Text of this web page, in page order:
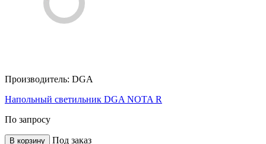
Производитель: DGA
Напольный светильник DGA NOTA R
По запросу
В корзину Под заказ